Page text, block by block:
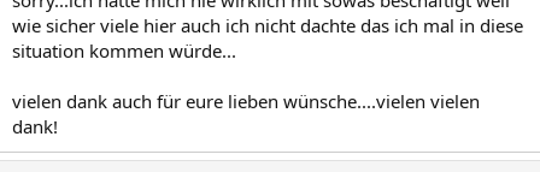
wie sicher viele hier auch ich nicht dachte das ich mal in diese
situation kommen würde...
vielen dank auch für eure lieben wünsche....vielen vielen
dank!